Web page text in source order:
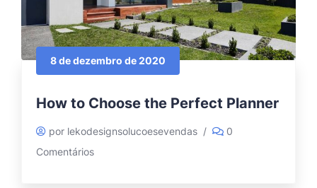
8 de dezembro de 2020
How to Choose the Perfect Planner
por lekodesignsolucoesevendas /
0
Comentários